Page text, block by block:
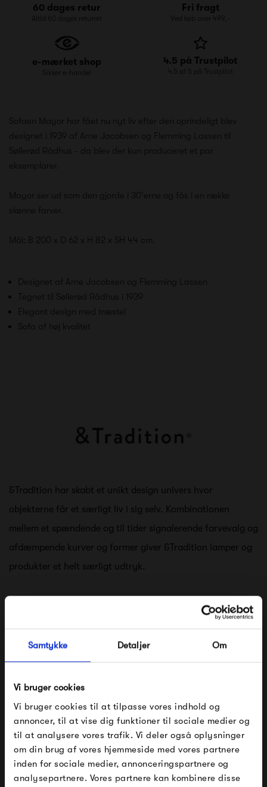
Samtykke Detaljer Om
Vi bruger cookies
Vi bruger cookies til at tilpasse vores indhold og
annoncer, til at vise dig funktioner til sociale medier og
til at analysere vores trafik. Vi deler også oplysninger
om din brug af vores hjemmeside med vores partnere
inden for sociale medier, annonceringspartnere og
analysepartnere. Vores partnere kan kombinere disse
60 dages retur
Altid 60 dages returret
Fri fragt
Ved køb over 499,-
e-mærket shop
Sikker e-handel
4.5 på Trustpilot
4.5 af 5 på Trustpilot
Sofaen Mayor har fået nu nyt liv efter den oprindeligt blev
designet i 1939 af Arne Jacobsen og Flemming Lassen til
Søllerød Rådhus - da blev der kun produceret et par
eksemplarer.
Mayor ser ud som den gjorde i 30'erne og fås i en række
skønne farver.
Mål: B 200 x D 62 x H 82 x SH 44 cm.
Designet af Arne Jacobsen og Flemming Lassen
Tegnet til Søllerød Rådhus i 1939
Elegant design med træstel
Sofa af høj kvalitet
&Tradition har skabt et unikt design univers hvor
objekterne får et særligt liv i sig selv. Kombinationen
mellem et spændende og til tider signalerende farvevalg og
afdæmpende kurver og former giver &Tradition lamper og
produkter et helt særligt udtryk.
&Tradition lamper og møbler er således del af et
spændende design univers hvor folkene bag, laver deres
egne regler. Det er en fornøjelse at se resultaterne - og det
skaber bestemt glæde, at have &Tradition lamper og
møbler i hjemmet. &Tradition lamper danner med deres
af os ofte søger.
Se alle varer fra &Tradition
FÅ 10% PÅ DIN NÆSTE ORDRE
Indtast din e-mail, så sender vi rabatkoden til dig på